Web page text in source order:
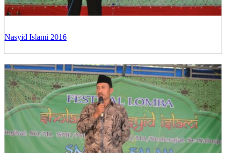
Nasyid Islami 2016